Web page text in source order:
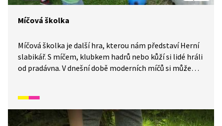
Míčová školka
Míčová školka je další hra, kterou nám představí Herní
slabikář. S míčem, klubkem hadrů nebo kůží si lidé hráli
od pradávna. V dnešní době moderních míčů si můžeme